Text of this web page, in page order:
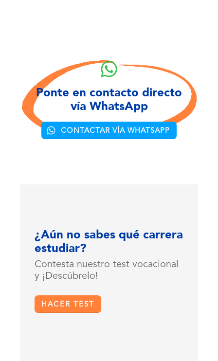
Ponte en contacto directo
vía WhatsApp
CONTACTAR VÍA WHATSAPP
¿Aún no sabes qué carrera
estudiar?
Contesta nuestro test vocacional
y ¡Descúbrelo!
HACER TEST